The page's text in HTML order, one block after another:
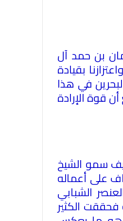
بن حمد آل
بقيادة
في هذا
قوة الإرادة
سمو الشيخ
على أعماله
الشبابي
فحققت الكثير
العرب يدين
فى